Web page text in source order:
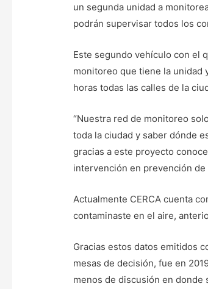
un segunda unidad a
podrán supervisar todos los
Este segundo vehículo con el
monitoreo que tiene la unidad
horas todas las calles de la
“Nuestra red de monitoreo
toda la ciudad y saber dónde
gracias a este proyecto
intervención en prevención de
Actualmente CERCA cuenta
contaminaste en el aire,
Gracias estos datos emitidos
mesas de decisión, fue en
menos de discusión en donde